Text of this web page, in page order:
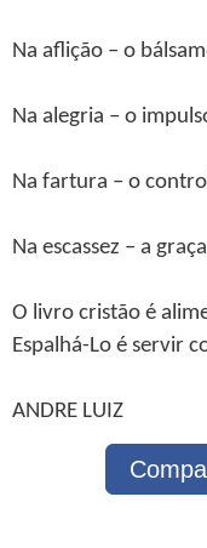
Na aflição – o
Na alegria – o
Na fartura – o
Na escassez – a
O livro cristão é
Espalhá-Lo é servir
ANDRE LUIZ